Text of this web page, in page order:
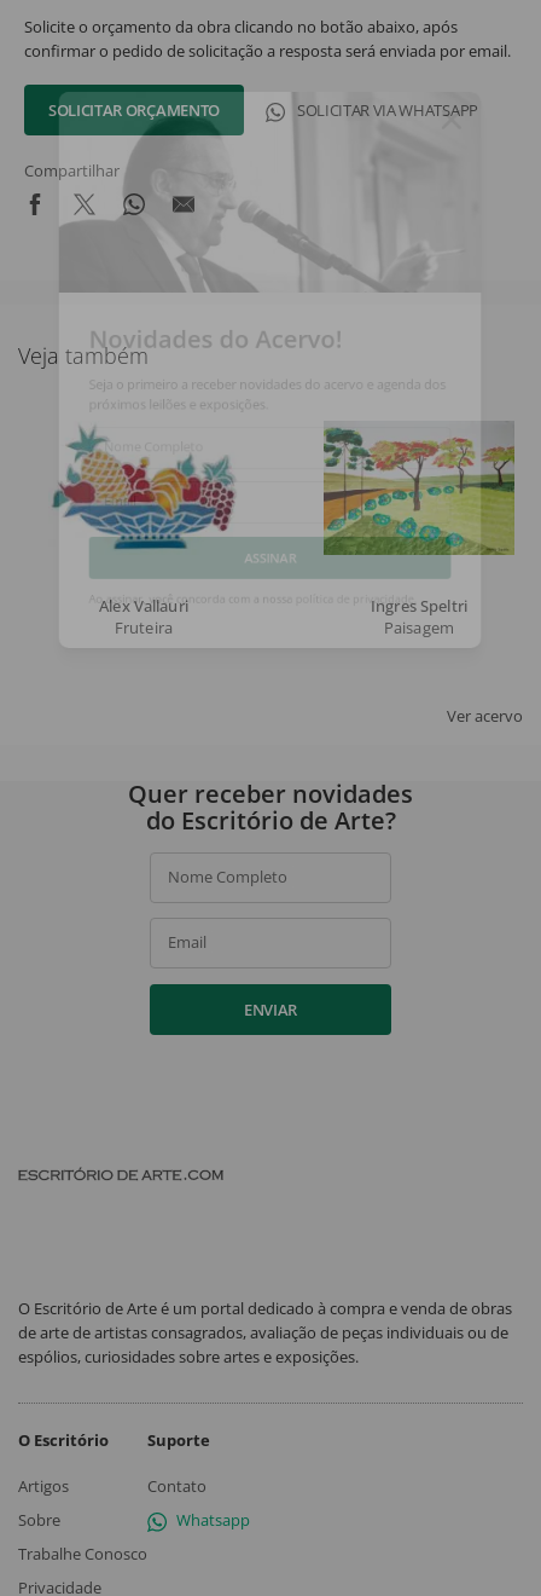
Solicite o orçamento da obra clicando no botão abaixo, após
confirmar o pedido de solicitação a resposta será enviada por email.
SOLICITAR ORÇAMENTO SOLICITAR VIA WHATSAPP
Compartilhar
Veja também
Alex Vallauri
Fruteira
Ingres Speltri
Paisagem
Ver acervo
Novidades do Acervo!
Seja o primeiro a receber novidades do acervo e agenda dos
próximos leilões e exposições.
Nome Completo
Email
Ao assinar, você concorda com a nossa política de privacidade.
Quer receber novidades
do Escritório de Arte?
Nome Completo
Email
ENVIAR
O Escritório de Arte é um portal dedicado à compra e venda de obras
de arte de artistas consagrados, avaliação de peças individuais ou de
espólios, curiosidades sobre artes e exposições.
O Escritório
Artigos
Sobre
Trabalhe Conosco
Privacidade
Suporte
Contato
Whatsapp